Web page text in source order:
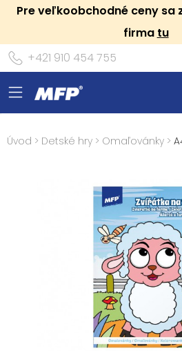
Pre veľkoobchodné ceny sa
firma tu
+421 910 454 755
Úvod > Detské hry > Omaľovánky >